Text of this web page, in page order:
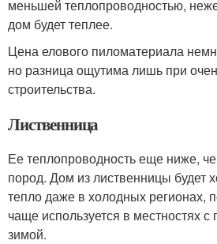
меньшей теплопроводностью,
дом будет теплее.
Цена елового пиломатериала
но разница ощутима лишь при
строительства.
Лиственница
Ее теплопроводность еще ниже,
пород. Дом из лиственницы будет
тепло даже в холодных регионах,
чаще используется в местностях
зимой.